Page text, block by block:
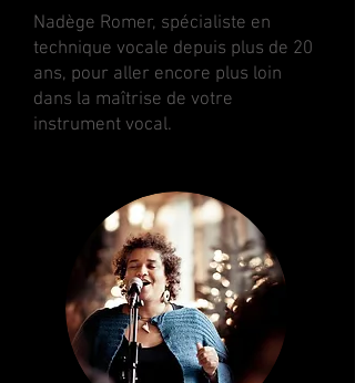
Nadège Romer, spécialiste en
technique vocale depuis plus de 20
ans, pour aller encore plus loin
dans la maîtrise de votre
instrument vocal.